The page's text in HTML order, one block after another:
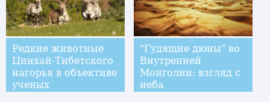
Редкие животные
Цинхай-Тибетского
нагорья в объективе
ученых
"Гудящие дюны" во
Внутренней
Монголии: взгляд с
неба